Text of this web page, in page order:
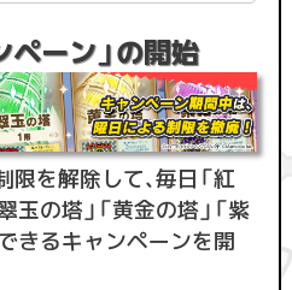
ペーン」の開始
限を解除して、毎日「紅
玉の塔」「黄金の塔」「紫
きるキャンペーンを開